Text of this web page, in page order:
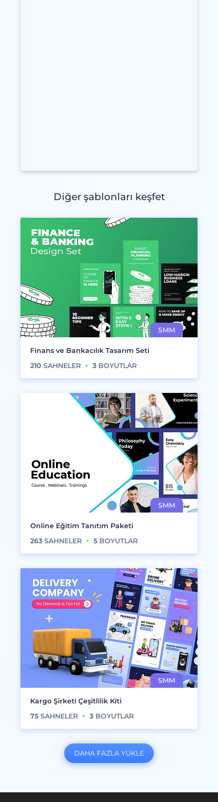
Diğer şablonları keşfet
Finans ve Bankacılık Tasarım Seti
210 SAHNELER 3 BOYUTLAR
Online Eğitim Tanıtım Paketi
263 SAHNELER 5 BOYUTLAR
Kargo Şirketi Çeşitlilik Kiti
75 SAHNELER 3 BOYUTLAR
DAHA FAZLA YÜKLE